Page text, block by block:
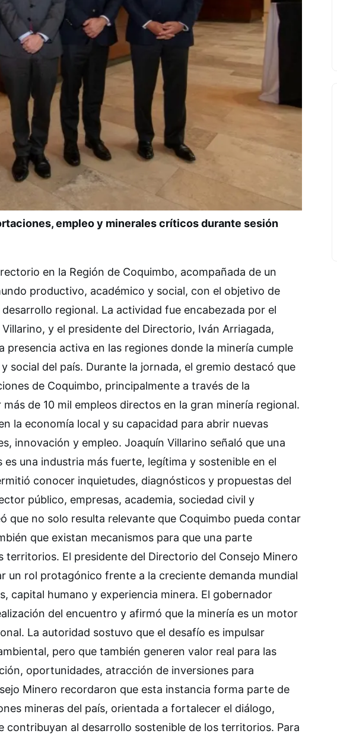
empleo y minerales críticos durante sesión
en la Región de Coquimbo, acompañada de un
productivo, académico y social, con el objetivo de
regional. La actividad fue encabezada por el
y el presidente del Directorio, Iván Arriagada,
activa en las regiones donde la minería cumple
del país. Durante la jornada, el gremio destacó que
de Coquimbo, principalmente a través de la
de 10 mil empleos directos en la gran minería regional.
la economía local y su capacidad para abrir nuevas
innovación y empleo. Joaquín Villarino señaló que una
una industria más fuerte, legítima y sostenible en el
conocer inquietudes, diagnósticos y propuestas del
público, empresas, academia, sociedad civil y
que no solo resulta relevante que Coquimbo pueda contar
que existan mecanismos para que una parte
El presidente del Directorio del Consejo Minero
un rol protagónico frente a la creciente demanda mundial
capital humano y experiencia minera. El gobernador
del encuentro y afirmó que la minería es un motor
La autoridad sostuvo que el desafío es impulsar
pero que también generen valor real para las
oportunidades, atracción de inversiones para
Minero recordaron que esta instancia forma parte de
mineras del país, orientada a fortalecer el diálogo,
al desarrollo sostenible de los territorios. Para